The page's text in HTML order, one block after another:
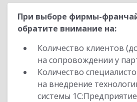
При выборе фирмы-
обратите внимание на:
Количество клиентов
на сопровождении у
Количество
на внедрение
системы